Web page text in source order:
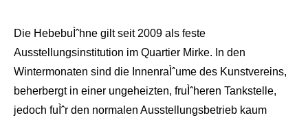
Die HebebuÌˆhne gilt seit 2009 als feste
Ausstellungsinstitution im Quartier Mirke. In den
Wintermonaten sind die InnenraÌˆume des Kunstvereins,
beherbergt in einer ungeheizten, fruÌˆheren Tankstelle,
jedoch fuÌˆr den normalen Ausstellungsbetrieb kaum